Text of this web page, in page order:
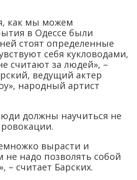
как мы можем
в Одессе были
стоят определенные
себя кукловодами,
считают за людей», –
ведущий актер
народный артист
должны научиться не
вырасти и
надо позволять собой
– считает Барских.